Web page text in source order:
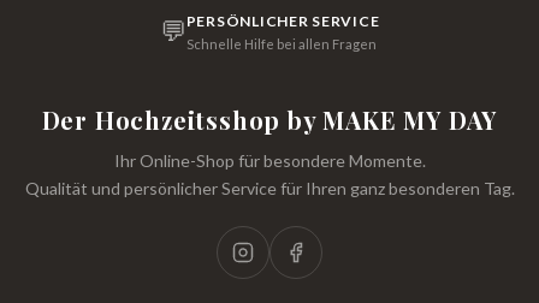
💬 PERSÖNLICHER SERVICE
Schnelle Hilfe bei allen Fragen
Der Hochzeitsshop by MAKE MY DAY
Ihr Online-Shop für besondere Momente.
Qualität und persönlicher Service für Ihren ganz besonderen Tag.